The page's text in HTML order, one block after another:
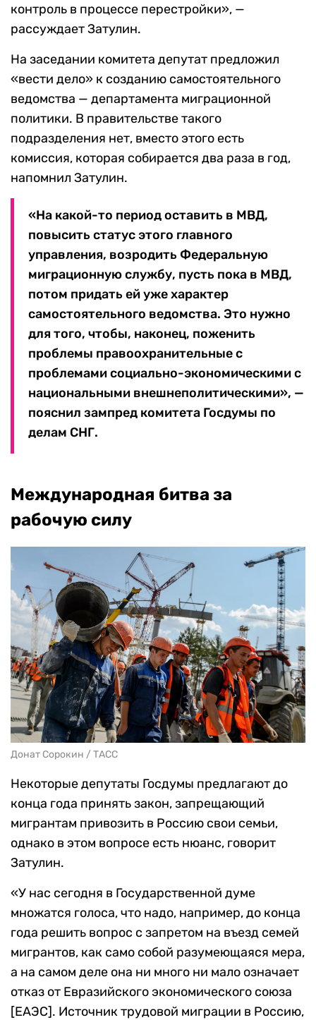
контроль в процессе перестройки», —
рассуждает Затулин.
На заседании комитета депутат предложил
«вести дело» к созданию самостоятельного
ведомства — департамента миграционной
политики. В правительстве такого
подразделения нет, вместо этого есть
комиссия, которая собирается два раза в год,
напомнил Затулин.
«На какой-то период оставить в МВД,
повысить статус этого главного
управления, возродить Федеральную
миграционную службу, пусть пока в МВД,
потом придать ей уже характер
самостоятельного ведомства. Это нужно
для того, чтобы, наконец, поженить
проблемы правоохранительные с
проблемами социально-экономическими с
национальными внешнеполитическими», —
пояснил зампред комитета Госдумы по
делам СНГ.
Международная битва за
рабочую силу
Донат Сорокин / ТАСС
Некоторые депутаты Госдумы предлагают до
конца года принять закон, запрещающий
мигрантам привозить в Россию свои семьи,
однако в этом вопросе есть нюанс, говорит
Затулин.
«У нас сегодня в Государственной думе
множатся голоса, что надо, например, до конца
года решить вопрос с запретом на въезд семей
мигрантов, как само собой разумеющаяся мера,
а на самом деле она ни много ни мало означает
отказ от Евразийского экономического союза
[ЕАЭС]. Источник трудовой миграции в Россию,